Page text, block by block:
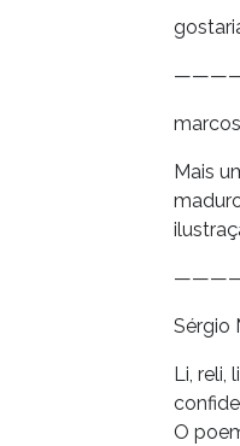
Mais
Sérgio
Li, reli,
O